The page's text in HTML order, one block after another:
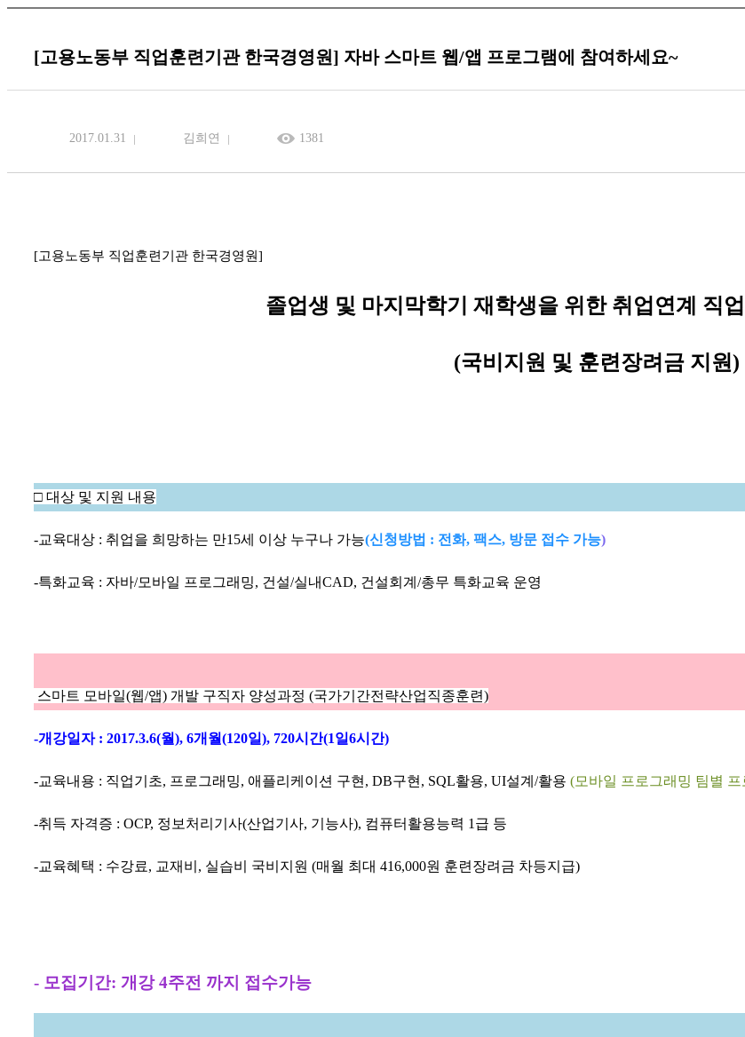
[고용노동부 직업훈련기관 한국경영원] 자바 스마트 웹/앱 프로그램에 참여하세요~
2017.01.31 김희연 1381
[고용노동부 직업훈련기관 한국경영원]
졸업생 및 마지막학기 재학생을 위한 취업연계 직
(국비지원 및 훈련장려금 지원)
□ 대상 및 지원 내용
-교육대상 : 취업을 희망하는 만15세 이상 누구나 가능(신청방법 : 전화, 팩스, 방문 접수 가능)
-특화교육 : 자바/모바일 프로그래밍, 건설/실내CAD, 건설회계 /총무 특화교육 운영
스마트 모바일(웹/앱) 개발 구직자 양성과정 (국가기간전략산업직종훈련)
-개강일자 : 2017.3.6(월), 6개월(120일), 720시간(1일6시간)
-교육내용 : 직업기초, 프로그래밍, 애플리케이션 구현 , DB구현 , SQL활용, UI설계 /활용 (모바일 프로그래밍 팀별 프
-취득 자격증 : OCP, 정보처리기사(산업기사, 기능사), 컴퓨터활용능력 1 급 등
-교육혜택 : 수강료, 교재비 , 실습비 국비지원 (매월 최대 416,000원 훈련장려금 차등지급)
- 모집기간: 개강4주전 까지 접수가능